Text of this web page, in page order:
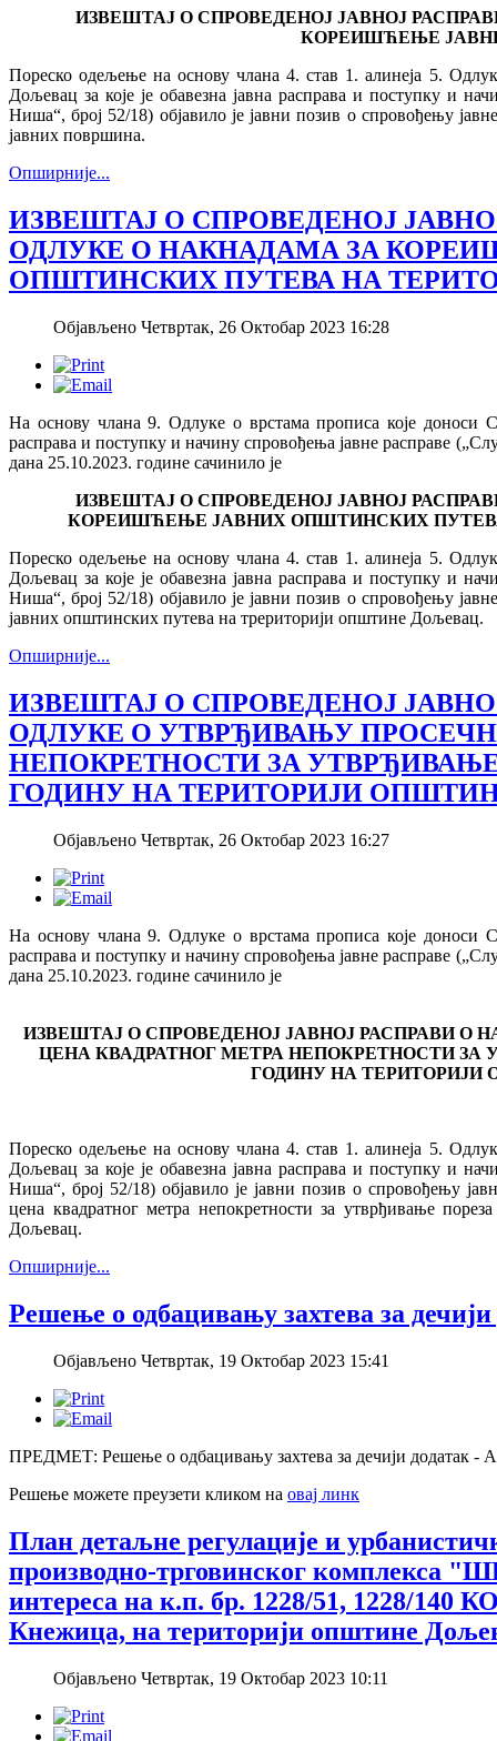
ИЗВЕШТАЈ О СПРОВЕДЕНОЈ ЈАВНОЈ
КОРЕИШЋЕЊЕ
Пореско одељење на основу члана 4. став 1. алинеја 5.
Дољевац за које је обавезна јавна расправа и поступку и
Ниша“, број 52/18) објавило је јавни позив о спровођењу
јавних површина.
Опширније...
ИЗВЕШТАЈ О СПРОВЕДЕНОЈ
ОДЛУКЕ О НАКНАДАМА ЗА
ОПШТИНСКИХ ПУТЕВА НА
Објављено Четвртак, 26 Октобар 2023 16:28
На основу члана 9. Одлуке о врстама прописа које доноси
расправа и поступку и начину спровођења јавне расправе
дана 25.10.2023. године сачинилo је
ИЗВЕШТАЈ О СПРОВЕДЕНОЈ ЈАВНОЈ
КОРЕИШЋЕЊЕ ЈАВНИХ ОПШТИНСКИХ
Пореско одељење на основу члана 4. став 1. алинеја 5.
Дољевац за које је обавезна јавна расправа и поступку и
Ниша“, број 52/18) објавило је јавни позив о спровођењу
јавних општинских путева на трериторији општине Дољевац.
Опширније...
ИЗВЕШТАЈ О СПРОВЕДЕНОЈ
ОДЛУКЕ О УТВРЂИВАЊУ
НЕПОКРЕТНОСТИ ЗА
ГОДИНУ НА ТЕРИТОРИЈИ
Објављено Четвртак, 26 Октобар 2023 16:27
На основу члана 9. Одлуке о врстама прописа које доноси
расправа и поступку и начину спровођења јавне расправе
дана 25.10.2023. године сачинилo је
ИЗВЕШТАЈ О СПРОВЕДЕНОЈ ЈАВНОЈ РАСПРАВИ
ЦЕНА КВАДРАТНОГ МЕТРА НЕПОКРЕТНОСТИ ЗА
ГОДИНУ НА
Пореско одељење на основу члана 4. став 1. алинеја 5.
Дољевац за које је обавезна јавна расправа и поступку и
Ниша“, број 52/18) објавило је јавни позив о спровођењу
цена квадратног метра непокретности за утврђивање
Дољевац.
Опширније...
Решење о одбацивању захтева за
Објављено Четвртак, 19 Октобар 2023 15:41
ПРЕДМЕТ: Решење о одбацивању захтева за дечији додатак -
Решење можете преузети кликом на овај линк
План детаљне регулације и
производно-трговинског
интереса на к.п. бр. 1228/51, 1228/140
Кнежица, на територији општине
Објављено Четвртак, 19 Октобар 2023 10:11